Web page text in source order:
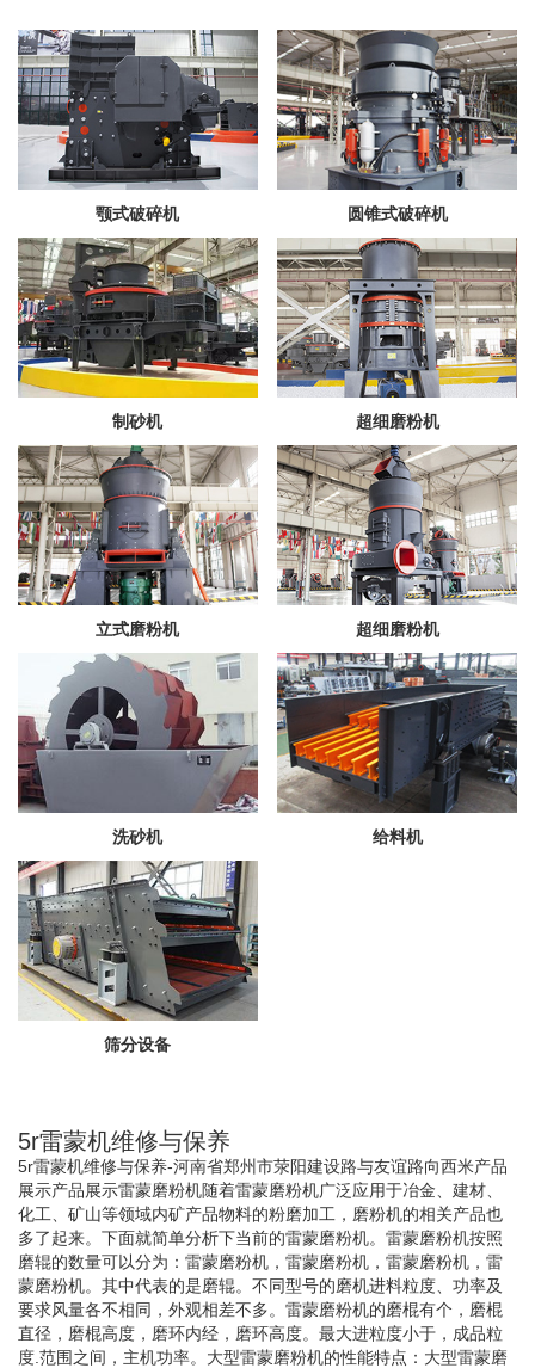
颚式破碎机 圆锥式破碎机
制砂机 超细磨粉机
立式磨粉机 超细磨粉机
洗砂机 给料机
筛分设备
5r雷蒙机维修与保养
5r雷蒙机维修与保养-河南省郑州市荥阳建设路与友谊路向西米产品
展示产品展示雷蒙磨粉机随着雷蒙磨粉机广泛应用于冶金、建材、
化工、矿山等领域内矿产品物料的粉磨加工，磨粉机的相关产品也
多了起来。下面就简单分析下当前的雷蒙磨粉机。雷蒙磨粉机按照
磨辊的数量可以分为：雷蒙磨粉机，雷蒙磨粉机，雷蒙磨粉机，雷
蒙磨粉机。其中代表的是磨辊。不同型号的磨机进料粒度、功率及
要求风量各不相同，外观相差不多。雷蒙磨粉机的磨棍有个，磨棍
直径，磨棍高度，磨环内经，磨环高度。最大进粒度小于，成品粒
度.范围之间，主机功率。大型雷蒙磨粉机的性能特点：大型雷蒙磨